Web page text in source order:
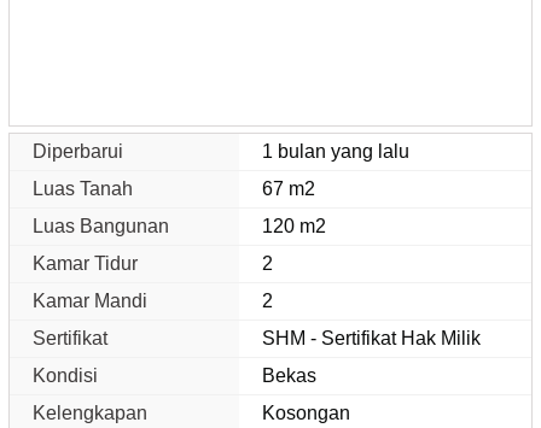
Diperbarui
1 bulan yang lalu
Luas Tanah
67 m2
Luas Bangunan
120 m2
Kamar Tidur
2
Kamar Mandi
2
Sertifikat
SHM - Sertifikat Hak Milik
Kondisi
Bekas
Kelengkapan
Kosongan